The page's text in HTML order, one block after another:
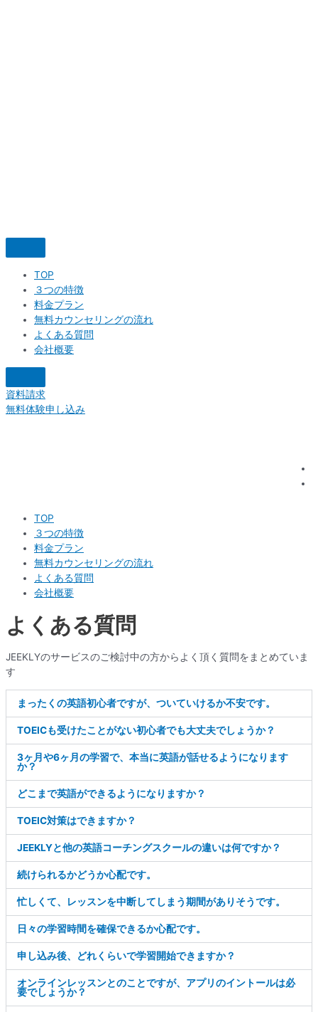
TOP
３つの特徴
料金プラン
無料カウンセリングの流れ
よくある質問
会社概要
資料請求
無料体験申し込み
TOP
３つの特徴
料金プラン
無料カウンセリングの流れ
よくある質問
会社概要
よくある質問
JEEKLYのサービスのご検討中の方からよく頂く質問をまとめていま
す
まったくの英語初心者ですが、ついていけるか不安です。
TOEICも受けたことがない初心者でも大丈夫でしょうか？
3ヶ月や6ヶ月の学習で、本当に英語が話せるようになります
か？
どこまで英語ができるようになりますか？
TOEIC対策はできますか？
JEEKLYと他の英語コーチングスクールの違いは何ですか？
続けられるかどうか心配です。
忙しくて、レッスンを中断してしまう期間がありそうです。
日々の学習時間を確保できるか心配です。
申し込み後、どれくらいで学習開始できますか？
オンラインレッスンとのことですが、アプリのイントールは必
要でしょうか？